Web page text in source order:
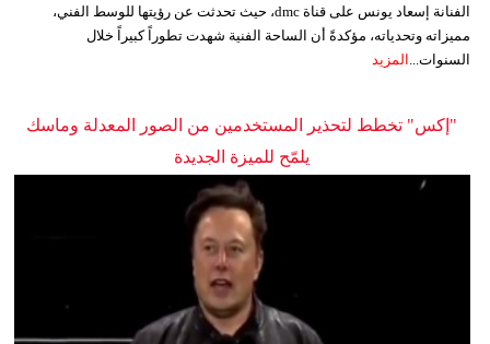
الفنانة إسعاد يونس على قناة dmc، حيث تحدثت عن رؤيتها للوسط الفني،
مميزاته وتحدياته، مؤكدةً أن الساحة الفنية شهدت تطوراً كبيراً خلال
السنوات... المزيد
"إكس" تخطط لتحذير المستخدمين من الصور المعدلة وماسك
يلمّح للميزة الجديدة